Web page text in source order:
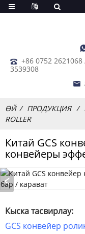
+86 0752
3539308
ӨЙ ПРОДУКЦИЯ
ROLLER
Китай GCS
конвейеры
Кыска тасвирлау:
GCS конвейер